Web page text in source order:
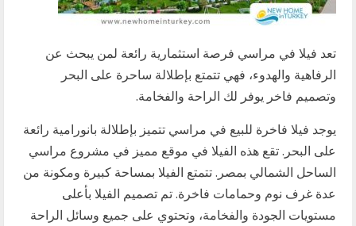
تعد فيلا في مراسي فرصة استثمارية رائعة لمن يبحث عن
الرفاهية والهدوء، فهي تتمتع بإطلالة ساحرة على البحر
وتصميم فاخر يوفر لك الراحة والفخامة.
يوجد فيلا فاخرة للبيع في مراسي تتميز بإطلالة بانورامية رائعة
على البحر. تقع هذه الفيلا في موقع مميز في مشروع مراسي
الساحل الشمالي بمصر. تتمتع الفيلا بمساحة كبيرة ومكونة من
عدة غرف نوم وحمامات فاخرة. تم تصميم الفيلا بأعلى
مستويات الجودة والفخامة، وتحتوي على جميع وسائل الراحة